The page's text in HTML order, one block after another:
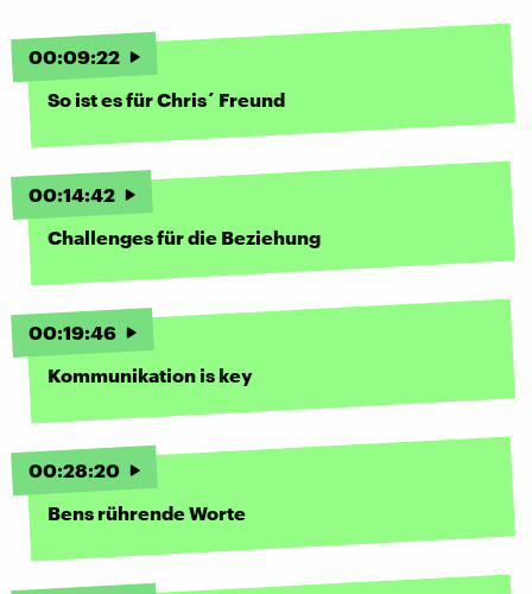
00:09:22
So ist es für Chris´ Freund
00:14:42
Challenges für die Beziehung
00:19:46
Kommunikation is key
00:28:20
Bens rührende Worte